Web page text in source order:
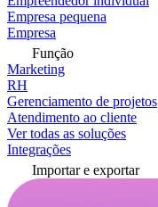
Empresa pequena
Empresa
Função
Marketing
RH
Gerenciamento de projetos
Atendimento ao cliente
Ver todas as soluções
Integrações
Importar e exportar